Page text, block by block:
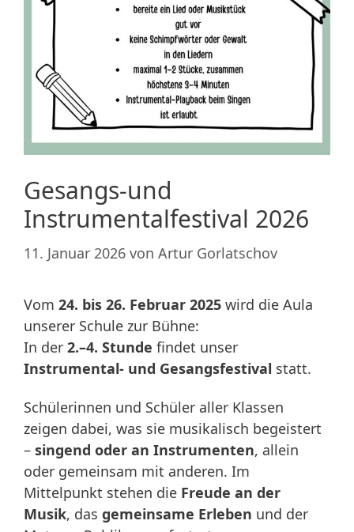
Gesangs-und
Instrumentalfestival 2026
11. Januar 2026 von Artur Gorlatschov
Vom 24. bis 26. Februar 2025 wird die Aula
unserer Schule zur Bühne:
In der 2.–4. Stunde findet unser
Instrumental- und Gesangsfestival statt.
Schülerinnen und Schüler aller Klassen
zeigen dabei, was sie musikalisch begeistert
– singend oder an Instrumenten, allein
oder gemeinsam mit anderen. Im
Mittelpunkt stehen die Freude an der
Musik, das gemeinsame Erleben und der